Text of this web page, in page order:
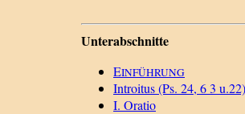
Unterabschnitte
EINFÜHRUNG
Introitus (Ps. 24, 6 3 u.22)
I. Oratio